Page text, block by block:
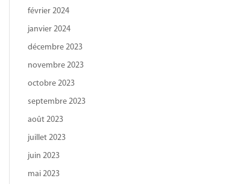
février 2024
janvier 2024
décembre 2023
novembre 2023
octobre 2023
septembre 2023
août 2023
juillet 2023
juin 2023
mai 2023